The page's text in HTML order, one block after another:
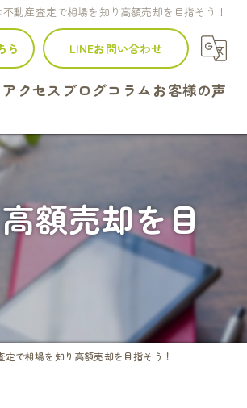
動産査定で相場を知り高額売却を目指そう！
ら LINEお問い合わせ
クセス ブログコラム お客様の声
額売却を目
で相場を知り高額売却を目指そう！